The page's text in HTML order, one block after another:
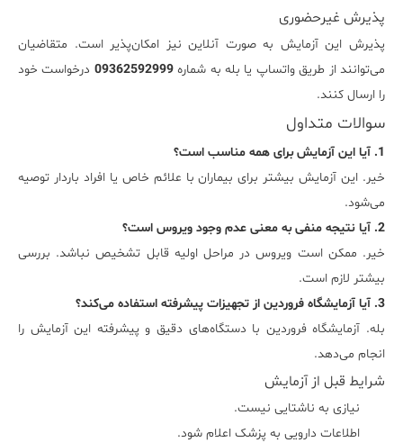
پذیرش غیرحضوری
پذیرش این آزمایش به صورت آنلاین نیز امکان‌پذیر است. متقاضیان
می‌توانند از طریق واتساپ یا بله به شماره09362592999 درخواست خود
را ارسال کنند.
سوالات متداول
1. آیا این آزمایش برای همه مناسب است؟
خیر. این آزمایش بیشتر برای بیماران با علائم خاص یا افراد باردار توصیه
می‌شود.
2. آیا نتیجه منفی به معنی عدم وجود ویروس است؟
خیر. ممکن است ویروس در مراحل اولیه قابل تشخیص نباشد. بررسی
بیشتر لازم است.
3. آیا آزمایشگاه فروردین از تجهیزات پیشرفته استفاده می‌کند؟
بله. آزمایشگاه فروردین با دستگاه‌های دقیق و پیشرفته این آزمایش را
انجام می‌دهد.
شرایط قبل از آزمایش
نیازی به ناشتایی نیست.
اطلاعات دارویی به پزشک اعلام شود.